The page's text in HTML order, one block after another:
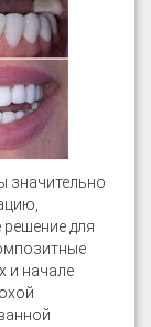
значительно
для
и начале